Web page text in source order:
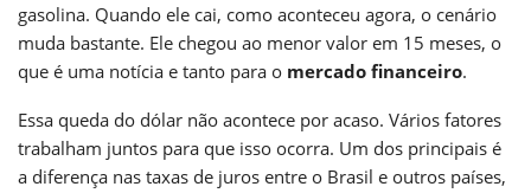
gasolina. Quando ele cai, como aconteceu agora, o cenário
muda bastante. Ele chegou ao menor valor em 15 meses, o
que é uma notícia e tanto para o mercado financeiro.
Essa queda do dólar não acontece por acaso. Vários fatores
trabalham juntos para que isso ocorra. Um dos principais é
a diferença nas taxas de juros entre o Brasil e outros países,